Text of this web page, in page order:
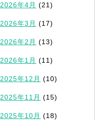
2026年4月 (21)
2026年3月 (17)
2026年2月 (13)
2026年1月 (11)
2025年12月 (10)
2025年11月 (15)
2025年10月 (18)